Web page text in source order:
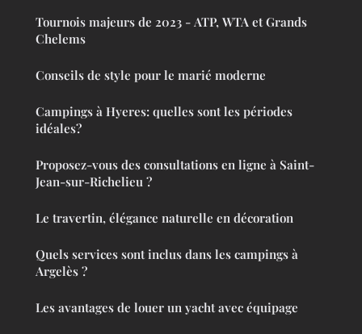
Tournois majeurs de 2023 - ATP, WTA et Grands
Chelems
Conseils de style pour le marié moderne
Campings à Hyeres: quelles sont les périodes
idéales?
Proposez-vous des consultations en ligne à Saint-
Jean-sur-Richelieu ?
Le travertin, élégance naturelle en décoration
Quels services sont inclus dans les campings à
Argelès ?
Les avantages de louer un yacht avec équipage